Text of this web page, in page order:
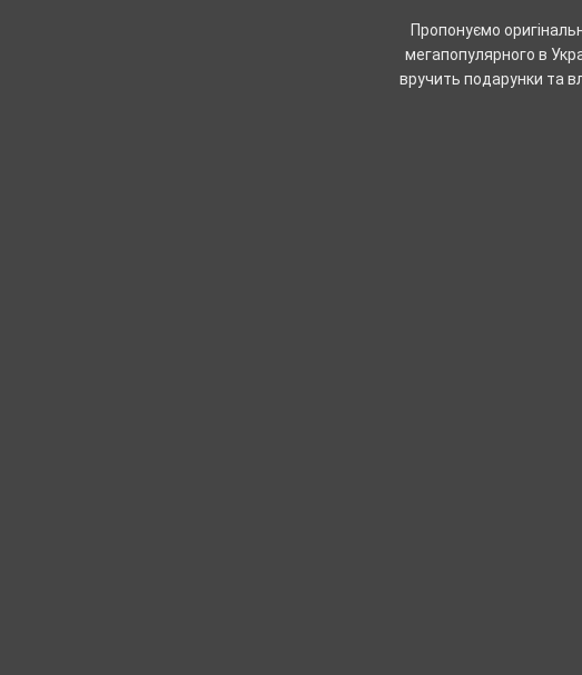
Пропонуємо
мегапопулярного в
вручить подарунки та